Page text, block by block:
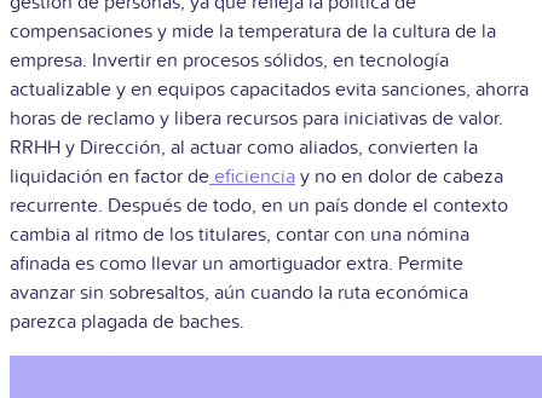
compensaciones y mide la temperatura de la cultura de la
empresa. Invertir en procesos sólidos, en tecnología
actualizable y en equipos capacitados evita sanciones, ahorra
horas de reclamo y libera recursos para iniciativas de valor.
RRHH y Dirección, al actuar como aliados, convierten la
liquidación en factor de eficiencia y no en dolor de cabeza
recurrente. Después de todo, en un país donde el contexto
cambia al ritmo de los titulares, contar con una nómina
afinada es como llevar un amortiguador extra. Permite
avanzar sin sobresaltos, aún cuando la ruta económica
parezca plagada de baches.